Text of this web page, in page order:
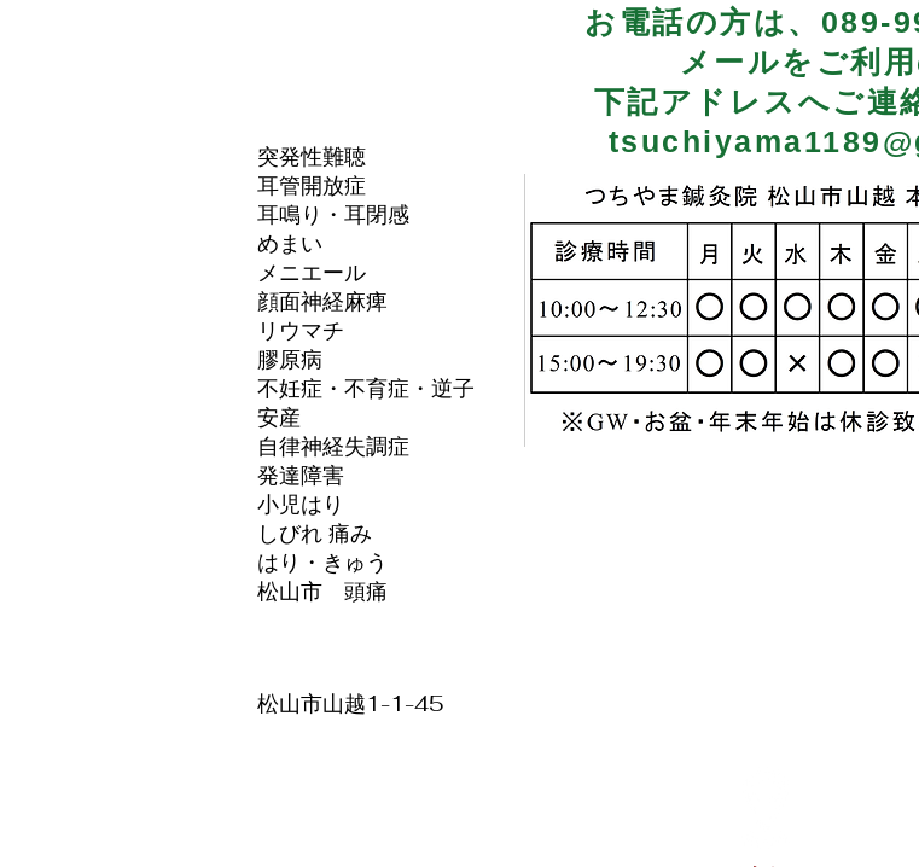
お電話の方は、
メールをご利
下記ア ドレスへご連
突発性難聴
耳管開放症
​耳鳴り・耳閉感
​めまい
メニエール
顔面神経麻痺
リウマチ
膠原病
不妊症 ・不育症​・逆子
​安産
自律神経失調症
発達障害
​小児はり
しびれ 痛み
​はり・きゅう
​松山市 頭痛
松山市山越1-1-45